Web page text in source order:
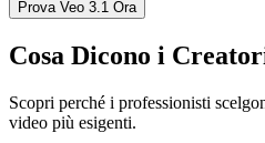
Prova Veo 3.1 Ora
Cosa Dicono i
Scopri perché i professionisti
video più esigenti.